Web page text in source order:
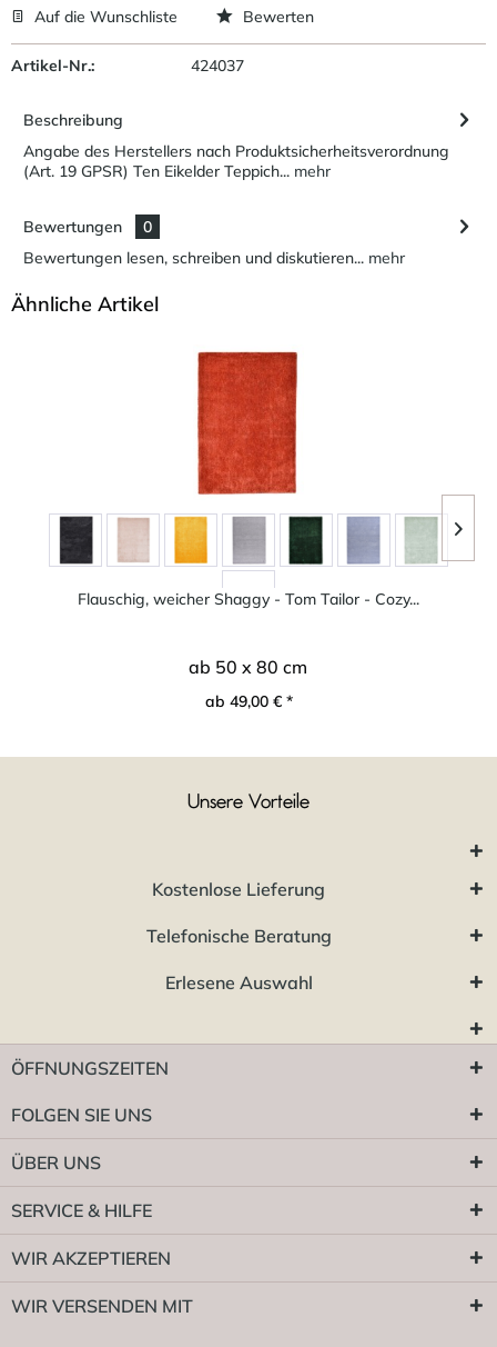
Auf die Wunschliste Bewerten
Artikel-Nr.: 424037
Beschreibung
Angabe des Herstellers nach Produktsicherheitsverordnung
(Art. 19 GPSR) Ten Eikelder Teppich... mehr
Bewertungen
0
Bewertungen lesen, schreiben und diskutieren... mehr
Ähnliche Artikel
Flauschig, weicher Shaggy - Tom Tailor - Cozy...
ab 50 x 80 cm
ab 49,00 € *
Unsere Vorteile
Kostenlose Lieferung
Telefonische Beratung
Erlesene Auswahl
ÖFFNUNGSZEITEN
FOLGEN SIE UNS
ÜBER UNS
SERVICE & HILFE
WIR AKZEPTIEREN
WIR VERSENDEN MIT